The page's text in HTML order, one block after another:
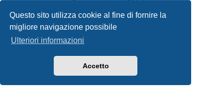
Questo sito utilizza cookie al fine di fornire la
migliore navigazione possibile
Ulteriori informazioni
Accetto
Traduzione ItalianaphpBB-Italia.it